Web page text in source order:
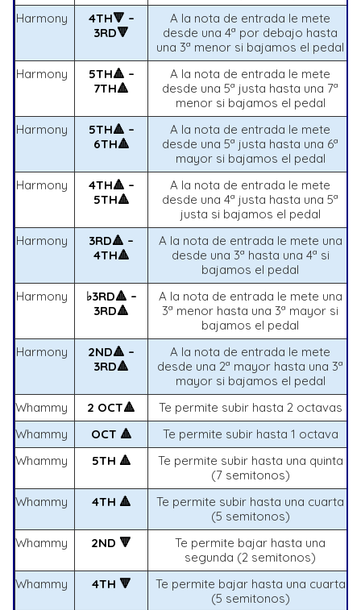
Harmony
4TH🔻 –
3RD🔻
A la nota de entrada le mete
desde una 4ª por debajo hasta
una 3ª menor si bajamos el pedal
Harmony
5TH🔺 –
7TH🔺
A la nota de entrada le mete
desde una 5ª justa hasta una 7ª
menor si bajamos el pedal
Harmony
5TH🔺 –
6TH🔺
A la nota de entrada le mete
desde una 5ª justa hasta una 6ª
mayor si bajamos el pedal
Harmony
4TH🔺 –
5TH🔺
A la nota de entrada le mete
desde una 4ª justa hasta una 5ª
justa si bajamos el pedal
Harmony
3RD🔺 –
4TH🔺
A la nota de entrada le mete una
desde una 3ª hasta una 4ª si
bajamos el pedal
Harmony
♭3RD🔺 –
3RD🔺
A la nota de entrada le mete una
3ª menor hasta una 3ª mayor si
bajamos el pedal
Harmony
2ND🔺 –
3RD🔺
A la nota de entrada le mete
desde una 2ª mayor hasta una 3ª
mayor si bajamos el pedal
Whammy
2 OCT🔺
Te permite subir hasta 2 octavas
Whammy
OCT 🔺
Te permite subir hasta 1 octava
Whammy
5TH 🔺
Te permite subir hasta una quinta
(7 semitonos)
Whammy
4TH 🔺
Te permite subir hasta una cuarta
(5 semitonos)
Whammy
2ND 🔻
Te permite bajar hasta una
segunda (2 semitonos)
Whammy
4TH 🔻
Te permite bajar hasta una cuarta
(5 semitonos)